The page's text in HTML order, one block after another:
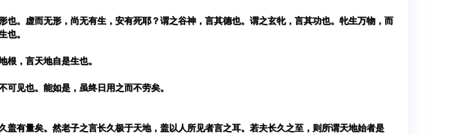
也。虚而无形，尚无有生，安有死耶？谓之谷神，言其德也。谓之玄牝，言其功也。牝生万物，而
也。
根，言天地自是生也。
可见也。能如是，虽终日用之而不劳矣。
盖有量矣。然老子之言长久极于天地，盖以人所见者言之耳。若夫长久之至，则所谓天地始者是